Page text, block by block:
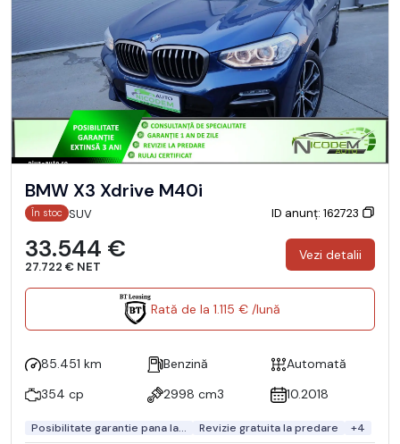
BMW X3 Xdrive M40i
În stoc SUV ID anunț: 162723
33.544 €
27.722 € NET
Vezi detalii
Rată de la 1.115 € /lună
85.451 km Benzină
Automată
354 cp
2998 cm3 10.2018
Posibilitate garantie pana la... Revizie gratuita la predare +4